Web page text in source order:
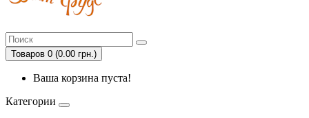
Товаров 0 (0.00 грн.)
Ваша корзина пуста!
Категории